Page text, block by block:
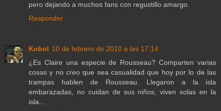
pero dejando a muchos fans con regustillo amargo.
Responder
Kobol 10 de febrero de 2010 a las 17:14
¿Es Claire una especie de Rousseau? Comparten varias
cosas y no creo que sea casualidad que hoy por lo de las
trampas hablen de Rousseau. Llegaron a la isla
embarazadas, no cuidan de sus niños, viven solas en la
isla...